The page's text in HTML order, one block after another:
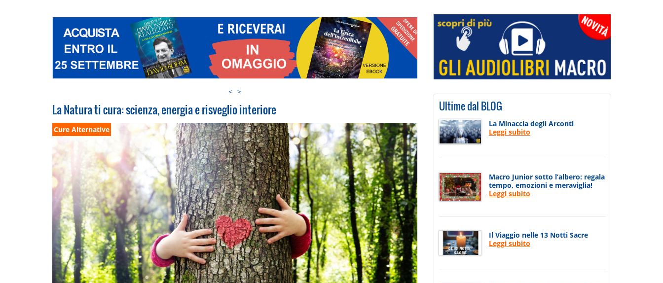
< >
La Natura ti cura: scienza, energia e risveglio interiore
Cure Alternative
Ultime dal BLOG
La Minaccia degli Arconti
Leggi subito
Macro Junior sotto l’albero: regala
tempo, emozioni e meraviglia!
Leggi subito
Il Viaggio nelle 13 Notti Sacre
Leggi subito